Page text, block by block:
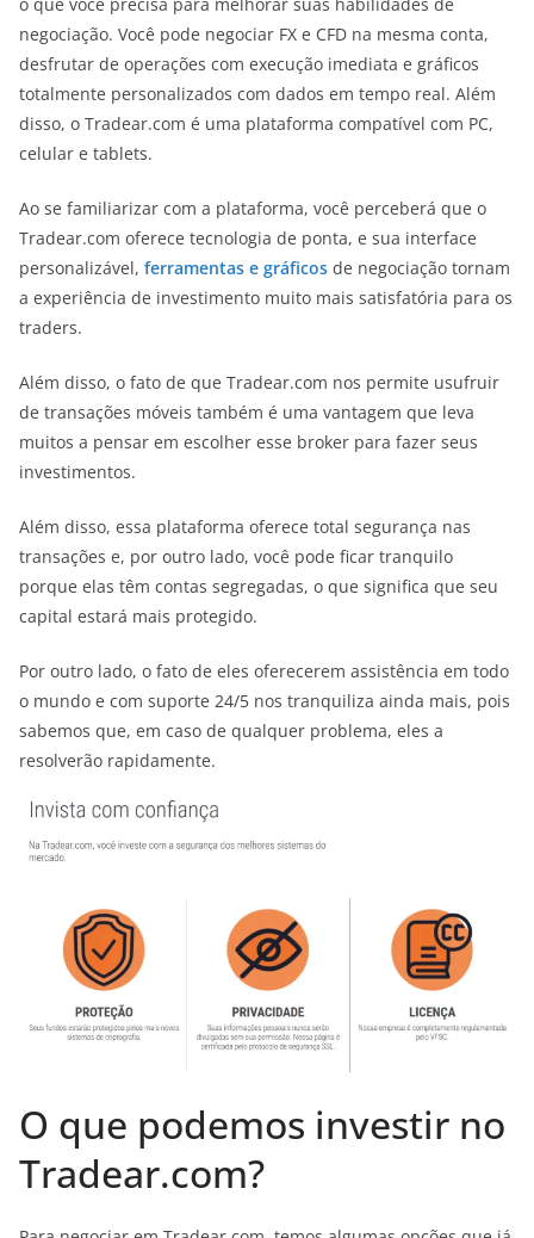
negociação. Você pode negociar FX e CFD na mesma conta,
desfrutar de operações com execução imediata e gráficos
totalmente personalizados com dados em tempo real. Além
disso, o Tradear.com é uma plataforma compatível com PC,
celular e tablets.
Ao se familiarizar com a plataforma, você perceberá que o
Tradear.com oferece tecnologia de ponta, e sua interface
personalizável, ferramentas e gráficos de negociação tornam
a experiência de investimento muito mais satisfatória para os
traders.
Além disso, o fato de que Tradear.com nos permite usufruir
de transações móveis também é uma vantagem que leva
muitos a pensar em escolher esse broker para fazer seus
investimentos.
Além disso, essa plataforma oferece total segurança nas
transações e, por outro lado, você pode ficar tranquilo
porque elas têm contas segregadas, o que significa que seu
capital estará mais protegido.
Por outro lado, o fato de eles oferecerem assistência em todo
o mundo e com suporte 24/5 nos tranquiliza ainda mais, pois
sabemos que, em caso de qualquer problema, eles a
resolverão rapidamente.
O que podemos investir no
Tradear.com?